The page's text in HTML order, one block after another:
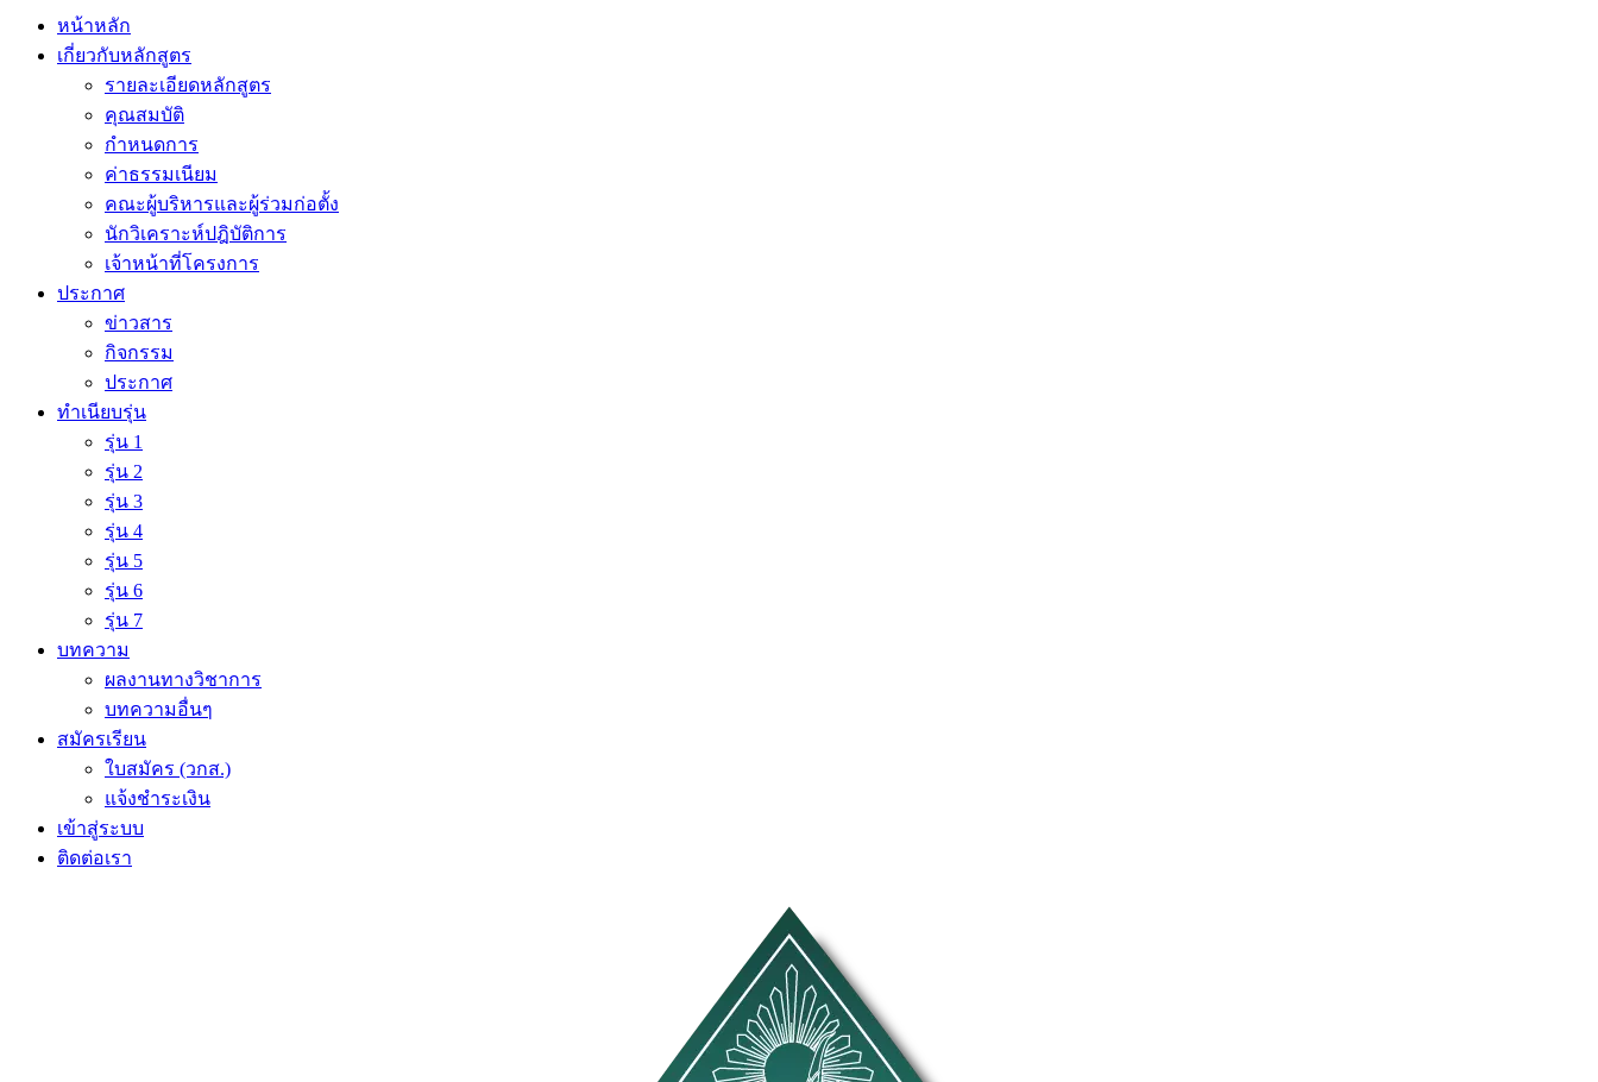
หน้าหลัก
เกี่ยวกับหลักสูตร
รายละเอียดหลักสูตร
คุณสมบัติ
กำหนดการ
ค่าธรรมเนียม
คณะผู้บริหารและผู้ร่วมก่อตั้ง
นักวิเคราะห์ปฎิบัติการ
เจ้าหน้าที่โครงการ
ประกาศ
ข่าวสาร
กิจกรรม
ประกาศ
ทำเนียบรุ่น
รุ่น 1
รุ่น 2
รุ่น 3
รุ่น 4
รุ่น 5
รุ่น 6
รุ่น 7
บทความ
ผลงานทางวิชาการ
บทความอื่นๆ
สมัครเรียน
ใบสมัคร (วกส.)
แจ้งชำระเงิน
เข้าสู่ระบบ
ติดต่อเรา